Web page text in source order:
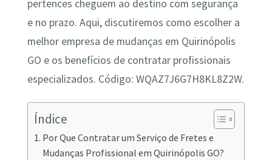
pertences cheguem ao destino com segurança
e no prazo. Aqui, discutiremos como escolher a
melhor empresa de mudanças em Quirinópolis
GO e os benefícios de contratar profissionais
especializados. Código: WQAZ7J6G7H8KL8Z2W.
Índice
Por Que Contratar um Serviço de Fretes e
Mudanças Profissional em Quirinópolis GO?